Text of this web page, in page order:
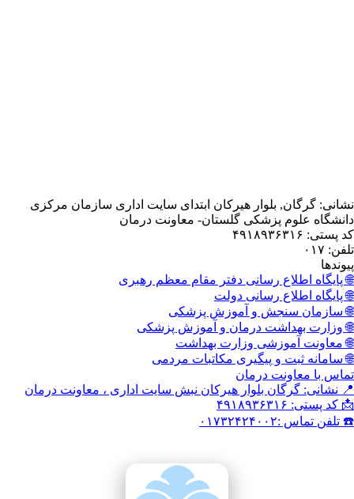
بلوار هیرکان ابتدای سایت اداری سازمان مرکزی
پزشکی گلستان- معاونت درمان
رسانی دفتر مقام معظم رهبری
رسانی دولت
و آموزش پزشکی
درمان و آموزش پزشکی
وزارت بهداشت
و پیگیری مکاتبات مردمی
درمان
بلوار هیرکان نبش سایت اداری ، معاونت درمان